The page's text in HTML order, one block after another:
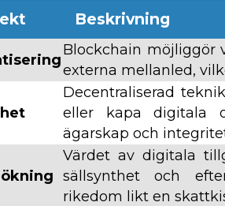
Beskrivning
Blockchain möjliggör
externa mellanled,
Decentraliserad
eller kapa digitala
ägarskap och
Värdet av digitala
sällsynthet och
rikedom likt en